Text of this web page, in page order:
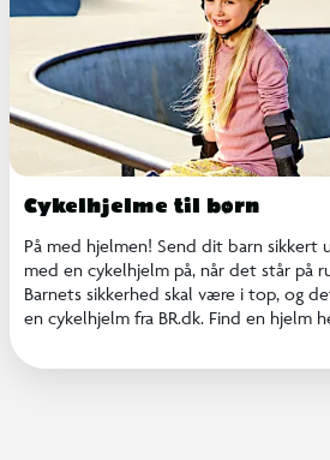
Cykelhjelme til børn
På med hjelmen! Send dit barn sikkert
med en cykelhjelm på, når det står på
Barnets sikkerhed skal være i top, og
en cykelhjelm fra BR.dk. Find en hjelm